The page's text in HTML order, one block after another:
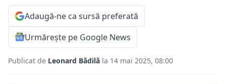
Adaugă-ne ca sursă preferată
Urmărește pe Google News
Publicat de Leonard Bădilă la 14 mai 2025, 08:00